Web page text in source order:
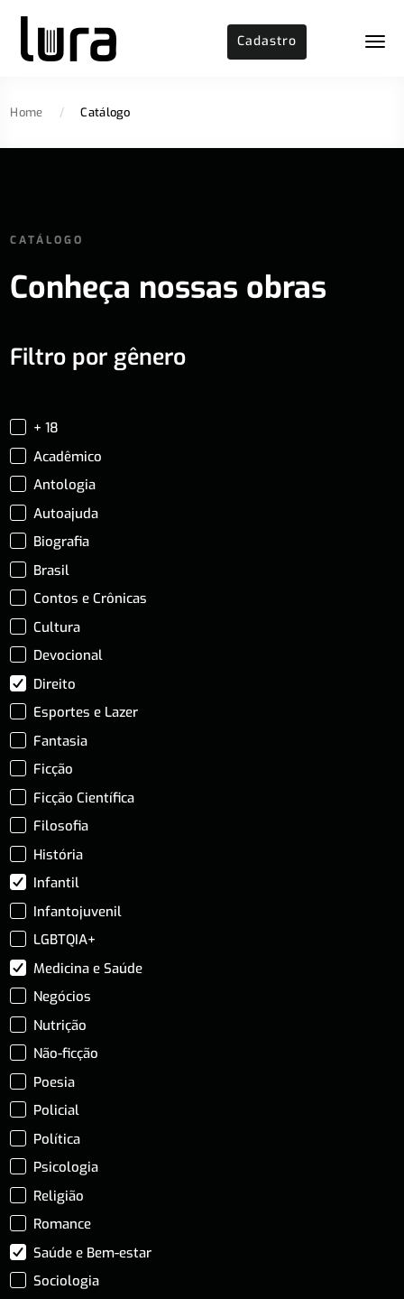
Cadastro
Home / Catálogo
CATÁLOGO
Conheça nossas obras
Filtro por gênero
+ 18
Acadêmico
Antologia
Autoajuda
Biografia
Brasil
Contos e Crônicas
Cultura
Devocional
Direito
Esportes e Lazer
Fantasia
Ficção
Ficção Científica
Filosofia
História
Infantil
Infantojuvenil
LGBTQIA+
Medicina e Saúde
Negócios
Nutrição
Não-ficção
Poesia
Policial
Política
Psicologia
Religião
Romance
Saúde e Bem-estar
Sociologia